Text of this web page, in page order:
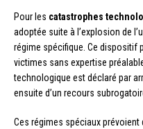
Pour les catastrophes
adoptée suite à l’explosion de
régime spécifique. Ce dispositif
victimes sans expertise
technologique est déclaré par
ensuite d’un recours
Ces régimes spéciaux prévoient